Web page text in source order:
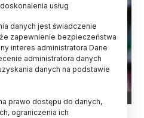
usług
danych jest świadczenie
zapewnienie bezpieczeństwa
interes administratora Dane
administratora danych
danych na podstawie
prawo dostępu do danych,
ograniczenia ich